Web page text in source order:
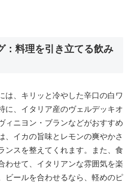
：料理を引き立てる飲み
は、キリッと冷やした辛口の白ワ
に、イタリア産のヴェルデッキオ
ィニヨン・ブランなどがおすすめ
、イカの旨味とレモンの爽やかさ
ンスを整えてくれます。また、食
わせて、イタリアンな雰囲気を楽
ビールを合わせるなら、軽めのピ